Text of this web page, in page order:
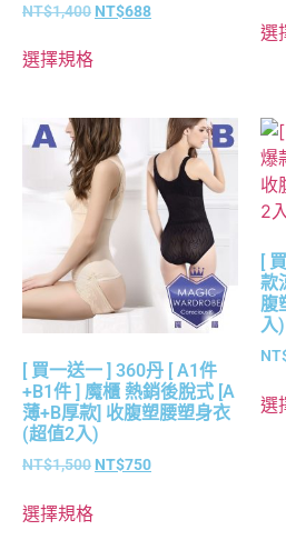
NT$1,400 NT$688
選擇規格
選
[ 買一送一 ] 360丹 [ A1件
+B1件 ] 魔櫃 熱銷後脫式 [A
薄+B厚款] 收腹塑腰塑身衣
(超值2入)
NT$1,500 NT$750
選擇規格
[
款
腹
入)
選